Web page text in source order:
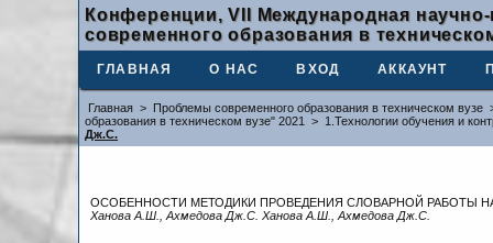
Конференции, VII Международная
современного образования в
ГЛАВНАЯ О НАС ВХОД АККАУНТ
Главная > Проблемы современного образования в техническом вузе
образования в техническом вузе" 2021
> 1.Технологии обучения и
Дж.С.
ОСОБЕННОСТИ МЕТОДИКИ ПРОВЕДЕНИЯ СЛОВАРНОЙ РАБОТЫ
Ханова А.Ш., Ахмедова Дж.С. Ханова А.Ш., Ахмедова Дж.С.